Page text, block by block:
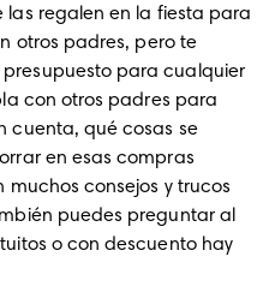
las regalen en la fiesta para
otros padres, pero te
para cualquier
con otros padres para
cuenta, qué cosas se
en esas compras
muchos consejos y trucos
puedes preguntar al
o con descuento hay